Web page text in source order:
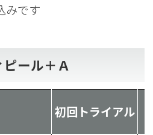
みです
ール＋Ａ
初回トライアル